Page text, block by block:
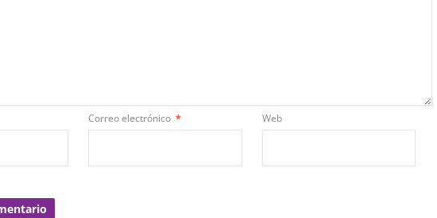
Correo electrónico * Web